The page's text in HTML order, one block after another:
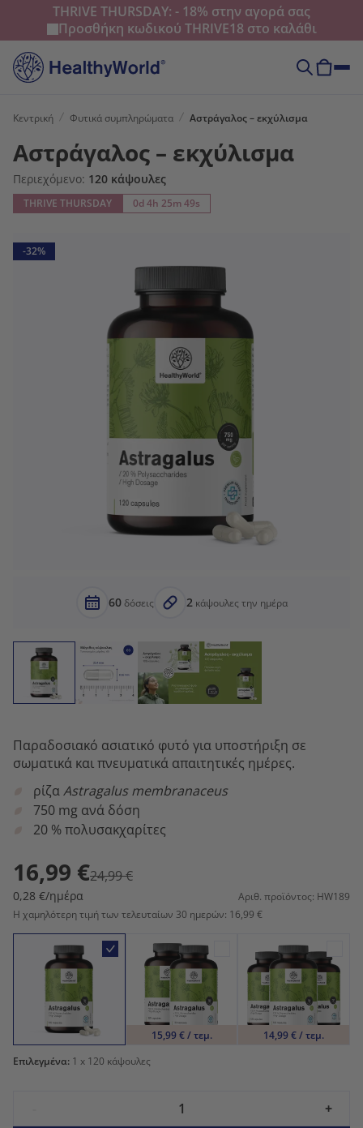
THRIVE THURSDAY: - 18% στην αγορά σας
Προσθήκη κωδικού THRIVE18 στο καλάθι
Κεντρική Φυτικά συμπληρώματα Αστράγαλος – εκχύλισμα
Αστράγαλος – εκχύλισμα
Περιεχόμενο: 120 κάψουλες
THRIVE THURSDAY 0d 4h 25m 47s
-32%
60δόσεις 2κάψουλες την ημέρα
Παραδοσιακό ασιατικό φυτό για υποστήριξη σε
σωματικά και πνευματικά απαιτητικές ημέρες.
ρίζαAstragalus membranaceus
750 mg ανά δόση
20 % πολυσακχαρίτες
16,99 €24,99 €
0,28 €/ημέρα
Αριθ. προϊόντος: HW189
Η χαμηλότερη τιμή των τελευταίων 30 ημερών: 16,99 €
15,99 € / τεμ.
14,99 € / τεμ.
Επιλεγμένα: 1 x 120 κάψουλες
+